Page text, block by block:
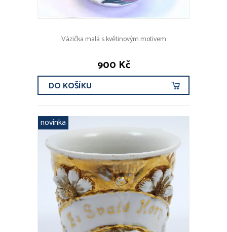
Vázička malá s květinovým motivem
900 Kč
DO KOŠÍKU
novinka